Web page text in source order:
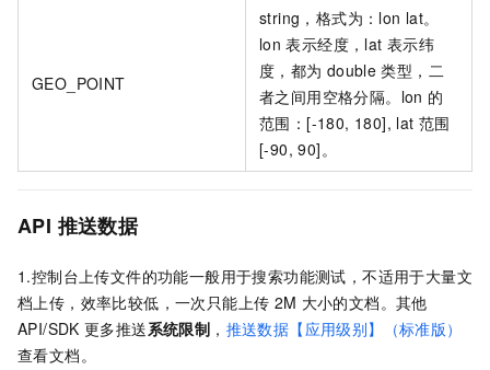
GEO_POINT
string，格式为：lon lat。
lon 表示经度，lat 表示纬
度，都为 double 类型，二
者之间用空格分隔。lon 的
范围：[-180, 180], lat 范围
[-90, 90]。
API 推送数据
1.控制台上传文件的功能一般用于搜索功能测试，不适用于大量文
档上传，效率比较低，一次只能上传 2M 大小的文档。其他
API/SDK 更多推送系统限制 ， 推送数据【应用级别】（标准版）
查看文档。